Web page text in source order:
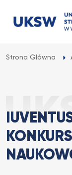
Strona Główna